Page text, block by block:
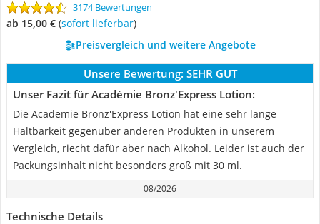
3174 Bewertungen
ab 15,00 € ( Sofort lieferbar)
Preisvergleich und weitere Angebote
Unsere Bewertung: SEHR GUT
Unser Fazit für Académie Bronz'Express Lotion:
Die Academie Bronz'Express Lotion hat eine sehr lange
Haltbarkeit gegenüber anderen Produkten in unserem
Vergleich, riecht dafür aber nach Alkohol. Leider ist auch der
Packungsinhalt nicht besonders groß mit 30 ml.
08/2026
Technische Details